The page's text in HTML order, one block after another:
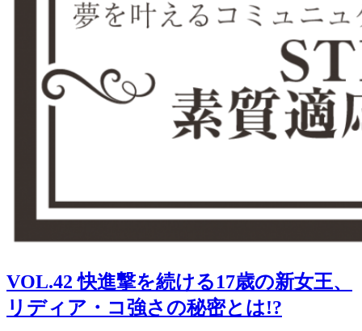
VOL.42 快進撃を続ける17歳の新女王、
リディア・コ強さの秘密とは!?